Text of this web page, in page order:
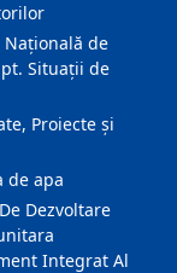
Națională de
Situații de
Proiecte și
de apa
Dezvoltare
Integrat Al